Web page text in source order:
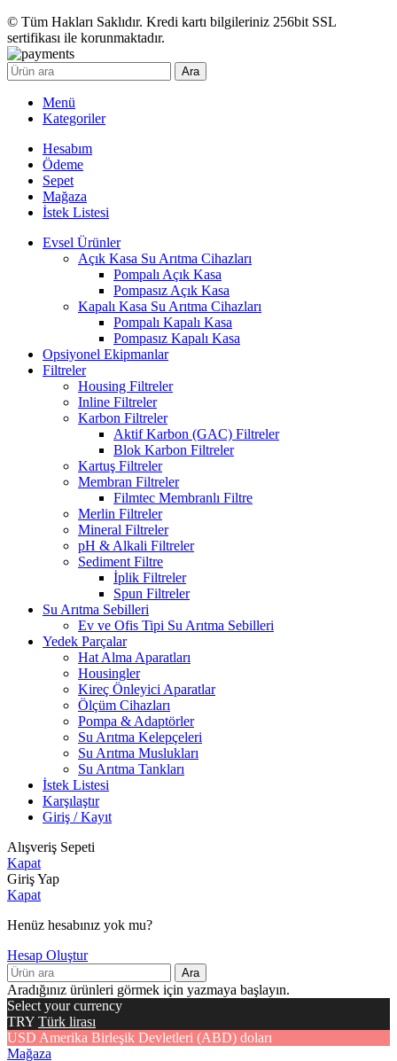
© Tüm Hakları Saklıdır. Kredi kartı bilgileriniz 256bit SSL
sertifikası ile korunmaktadır.
Ara
Menü
Kategoriler
Hesabım
Ödeme
Sepet
Mağaza
İstek Listesi
Evsel Ürünler
Açık Kasa Su Arıtma Cihazları
Pompalı Açık Kasa
Pompasız Açık Kasa
Kapalı Kasa Su Arıtma Cihazları
Pompalı Kapalı Kasa
Pompasız Kapalı Kasa
Opsiyonel Ekipmanlar
Filtreler
Housing Filtreler
Inline Filtreler
Karbon Filtreler
Aktif Karbon (GAC) Filtreler
Blok Karbon Filtreler
Kartuş Filtreler
Membran Filtreler
Filmtec Membranlı Filtre
Merlin Filtreler
Mineral Filtreler
pH & Alkali Filtreler
Sediment Filtre
İplik Filtreler
Spun Filtreler
Su Arıtma Sebilleri
Ev ve Ofis Tipi Su Arıtma Sebilleri
Yedek Parçalar
Hat Alma Aparatları
Housingler
Kireç Önleyici Aparatlar
Ölçüm Cihazları
Pompa & Adaptörler
Su Arıtma Kelepçeleri
Su Arıtma Muslukları
Su Arıtma Tankları
İstek Listesi
Karşılaştır
Giriş / Kayıt
Alışveriş Sepeti
Kapat
Giriş Yap
Kapat
Henüz hesabınız yok mu?
Hesap Oluştur
Ara
Aradığınız ürünleri görmek için yazmaya başlayın.
Select your currency
TRY Türk lirası
USD Amerika Birleşik Devletleri (ABD) doları
Mağaza